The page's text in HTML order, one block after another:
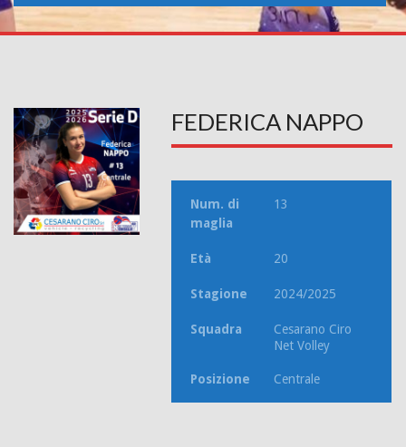
FEDERICA NAPPO
Num. di
maglia
13
Età 20
Stagione 2024/2025
Squadra
Cesarano Ciro
Net Volley
Posizione Centrale